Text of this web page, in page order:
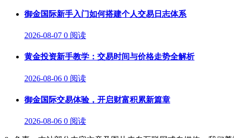
御金国际新手入门如何搭建个人交易日志体系
2026-08-07 0 阅读
黄金投资新手教学：交易时间与价格走势全解析
2026-08-06 0 阅读
御金国际交易体验，开启财富积累新篇章
2026-08-06 0 阅读